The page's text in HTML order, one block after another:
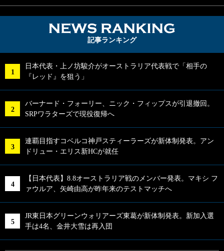
記事ランキング
日本代表・上ノ坊駿介がオーストラリア代表戦で「相手の
『レッド』を狙う」
バーナード・フォーリー、ニック・フィップスが引退撤回。
SRPワラターズで現役復帰へ
連覇目指すコベルコ神戸スティーラーズが新体制発表。アン
ドリュー・エリス新HCが就任
【日本代表】8.8オーストラリア戦のメンバー発表。マキシ フ
ァウルア、矢崎由高が昨年来のテストマッチへ
JR東日本グリーンウォリアーズ東葛が新体制発表。新加入選
手は4名、金井大雪は再入団